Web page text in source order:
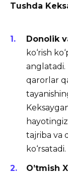
Tushda
Donolik
ko‘rish
qarorlar
tajriba va
ko‘rsatadi.
O’tmish